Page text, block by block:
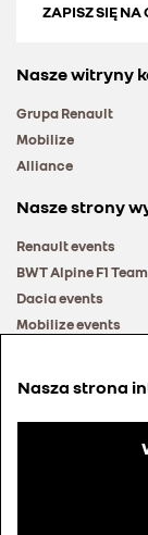
ZAPISZ SIĘ
Nasze witryny
Grupa Renault
Mobilize
Alliance
Nasze strony
Renault events
BWT Alpine F1
Dacia events
Mobilize events
© Groupe
Nasza strona